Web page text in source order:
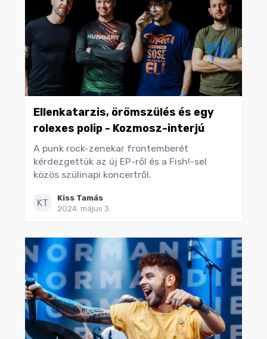
Ellenkatarzis, örömszülés és egy
rolexes polip - Kozmosz-interjú
A punk rock-zenekar frontemberét
kérdezgettük az új EP-ről és a Fish!-sel
közös szülinapi koncertről.
KT
Kiss Tamás
2024. május 3.